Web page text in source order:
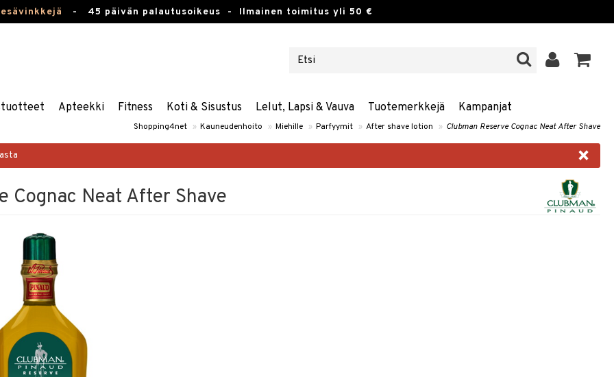
- 45 päivän palautusoikeus - Ilmainen toimitus yli 50 €
Apteekki Fitness Koti & Sisustus Lelut, Lapsi & Vauva Tuotemerkkejä Kampanjat
Shopping4net » Kauneudenhoito » Miehille » Parfyymit » After shave lotion » Clubman Reserve Cognac Neat After Shave
×
Cognac Neat After Shave